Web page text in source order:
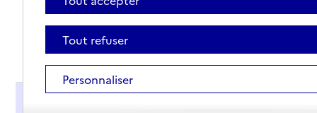
Tout refuser
Personnaliser